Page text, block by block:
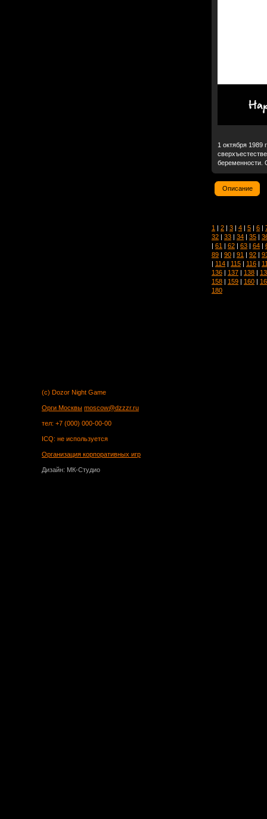
1 октября 1989
беременности.
Описание
1 | 2 | 3 | 4 | 5 | 6 |
32 | 33 | 34 | 35 |
| 61 | 62 | 63 | 64 |
89 | 90 | 91 | 92 |
| 114 | 115 | 116 |
136 | 137 | 138 |
158 | 159 | 160 |
180
(c) Dozor Night Game
Орги Москвы moscow@dzzzr.ru
тел: +7 (000) 000-00-00
ICQ: не используется
Организация корпоративных игр
Дизайн: МК-Студио